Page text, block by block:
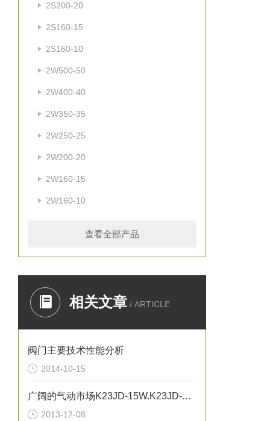
2S200-20
2S160-15
2S160-10
2W500-50
2W400-40
2W350-35
2W250-25
2W200-20
2W160-15
2W160-10
查看全部产品
相关文章 / ARTICLE
阀门主要技术性能分析
2014-10-15
广阔的气动市场K23JD-15W.K23JD-25W.K23JSD-L15
2013-12-08